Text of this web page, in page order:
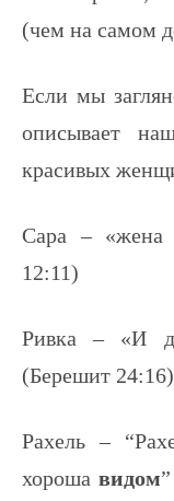
(чем на самом
Если мы
описывает
красивых
Сара – «жена
12:11)
Ривка – «И
(Берешит 24:16)
Рахель –
хорошавидом